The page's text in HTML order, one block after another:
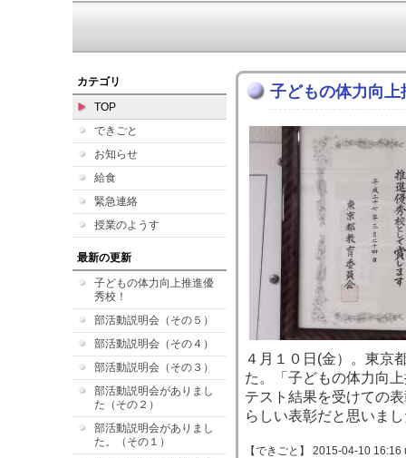
カテゴリ
TOP
できごと
お知らせ
給食
緊急連絡
授業のようす
最新の更新
子どもの体力向上推進優
秀校！
部活動説明会（その５）
部活動説明会（その４）
部活動説明会（その３）
部活動説明会がありまし
た（その２）
部活動説明会がありまし
た。（その１）
子どもの体力向上
４月１０日(金）。東京
た。「子どもの体力向
テスト結果を受けての
らしい表彰だと思いま
【できごと】 2015-04-10